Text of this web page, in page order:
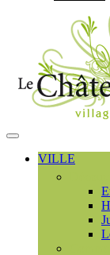
MENU
PRINCIPAL
VILLE